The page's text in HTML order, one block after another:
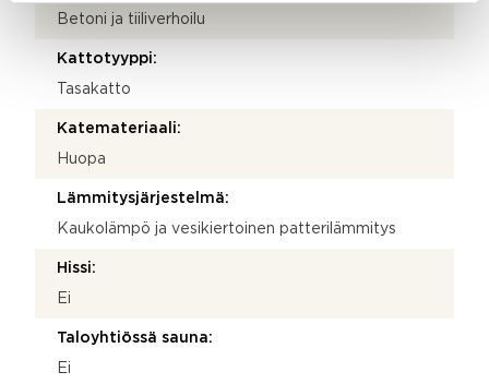
Betoni ja tiiliverhoilu
Kattotyyppi:
Tasakatto
Katemateriaali:
Huopa
Lämmitysjärjestelmä:
Kaukolämpö ja vesikiertoinen patterilämmitys
Hissi:
Ei
Taloyhtiössä sauna:
Ei